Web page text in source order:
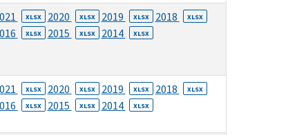
XLSX 2020 XLSX 2019 XLSX 2018 XLSX
XLSX 2015 XLSX 2014 XLSX
XLSX 2020 XLSX 2019 XLSX 2018 XLSX
XLSX 2015 XLSX 2014 XLSX